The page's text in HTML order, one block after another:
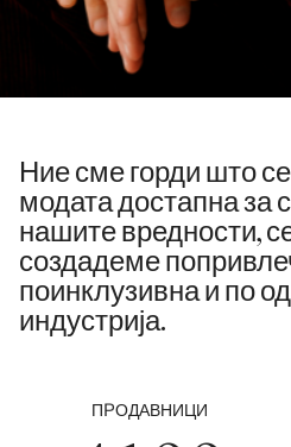
Ние сме горди што
модата достапна за
нашите вредности,
создадеме
поинклузивна и по
индустрија.
ПРОДАВНИЦИ
0
1
2
30